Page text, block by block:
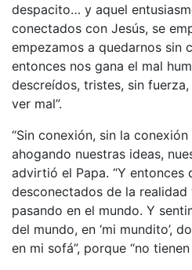
despacito… y aquel
conectados con Jesús, se
empezamos a quedarnos sin
entonces nos gana el mal
descreídos, tristes, sin
ver mal”.
“Sin conexión, sin la
ahogando nuestras ideas,
advirtió el Papa. “Y entonces
desconectados de la realidad
pasando en el mundo. Y
del mundo, en ‘mi mundito’,
en mi sofá”, porque “no